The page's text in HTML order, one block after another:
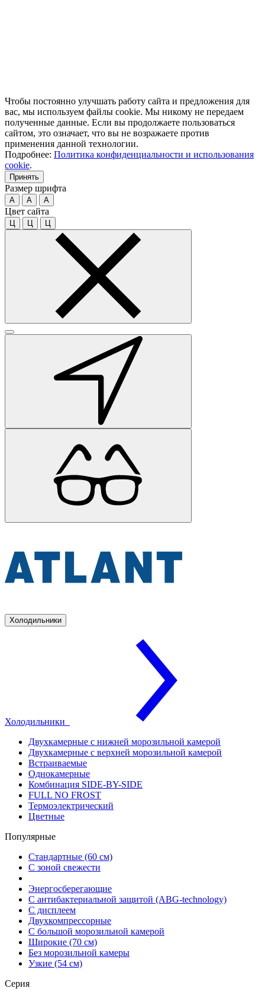
Чтобы постоянно улучшать работу сайта и предложения для
вас, мы используем файлы cookie. Мы никому не передаем
полученные данные. Если вы продолжаете пользоваться
сайтом, это означает, что вы не возражаете против
применения данной технологии.
Подробнее: Политика конфиденциальности и использования
cookie.
Принять
Размер шрифта
A A A
Цвет сайта
Ц Ц Ц
Холодильники
Холодильники
Двухкамерные с нижней морозильной камерой
Двухкамерные с верхней морозильной камерой
Встраиваемые
Однокамерные
Комбинация SIDE-BY-SIDE
FULL NO FROST
Термоэлектрический
Цветные
Популярные
Стандартные (60 см)
С зоной свежести
Энергосберегающие
С антибактериальной защитой (ABG-technology)
С дисплеем
Двухкомпрессорные
С большой морозильной камерой
Широкие (70 см)
Без морозильной камеры
Узкие (54 см)
Серия